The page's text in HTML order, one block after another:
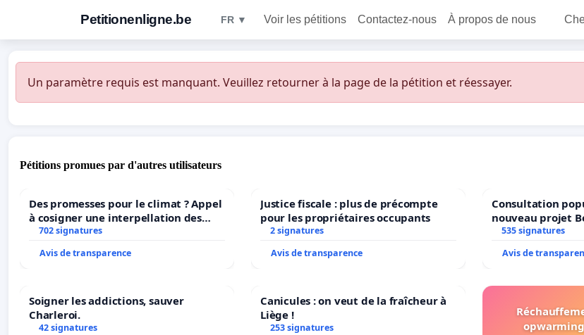
Petitionenligne.be FR ▼ Voir les pétitions Contactez-nous À propos de nous
Un paramètre requis est manquant. Veuillez retourner à la page de la pétition et réessayer.
Pétitions promues par d'autres utilisateurs
Des promesses pour le climat ? Appel
à cosigner une interpellation des
ministres wallons du climat et de
l’environnement.
702 signatures
Avis de transparence
Justice fiscale : plus de précompte
pour les propriétaires occupants
2 signatures
Avis de transparence
Consultation
nouveau projet
Parc Léopold ?
535 signatures
Avis de
Soigner les addictions, sauver
Charleroi.
42 signatures
Canicules : on veut de la fraîcheur à
Liège !
253 signatures